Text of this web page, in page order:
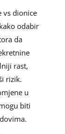
vs dionice
odabir
da
rast,
rizik.
u
biti